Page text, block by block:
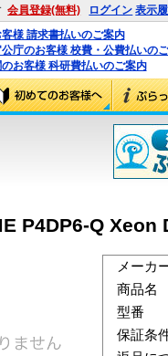
会員登録(無料) ログイン 表示
様 請求書払いのご案内
庁のお客様 校費・公費払いの
お客様 科研費払いのご案内
P4DP6-Q
メーカ
商品名
型番
保証条